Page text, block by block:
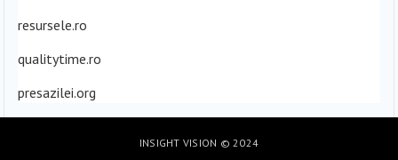
resursele.ro
qualitytime.ro
presazilei.org
INSIGHT VISION © 2024